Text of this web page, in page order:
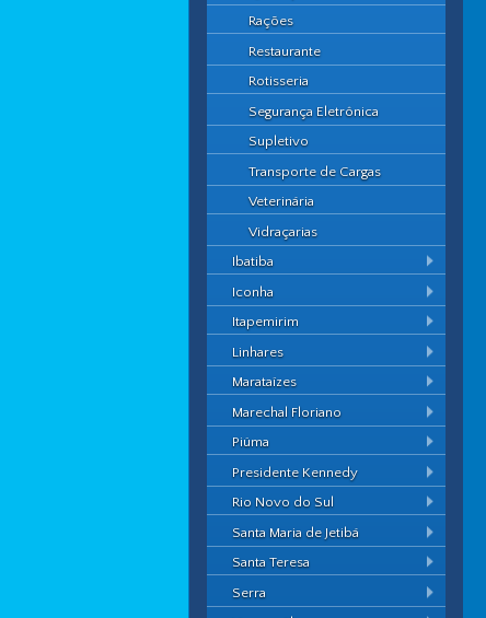
Rações
Restaurante
Rotisseria
Segurança Eletrônica
Supletivo
Transporte de Cargas
Veterinária
Vidraçarias
Ibatiba
Iconha
Itapemirim
Linhares
Marataízes
Marechal Floriano
Piúma
Presidente Kennedy
Rio Novo do Sul
Santa Maria de Jetibá
Santa Teresa
Serra